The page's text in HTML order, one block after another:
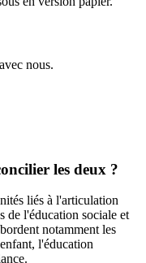
nous.
les deux ?
liés à l'articulation
de l'éducation sociale et
notamment les
l'éducation